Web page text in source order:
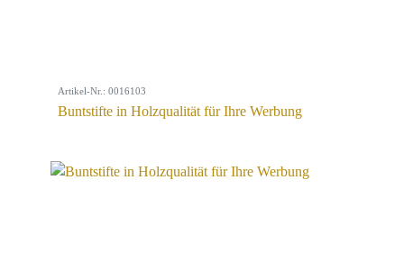
Artikel-Nr.: 0016103
Buntstifte in Holzqualität für Ihre Werbung